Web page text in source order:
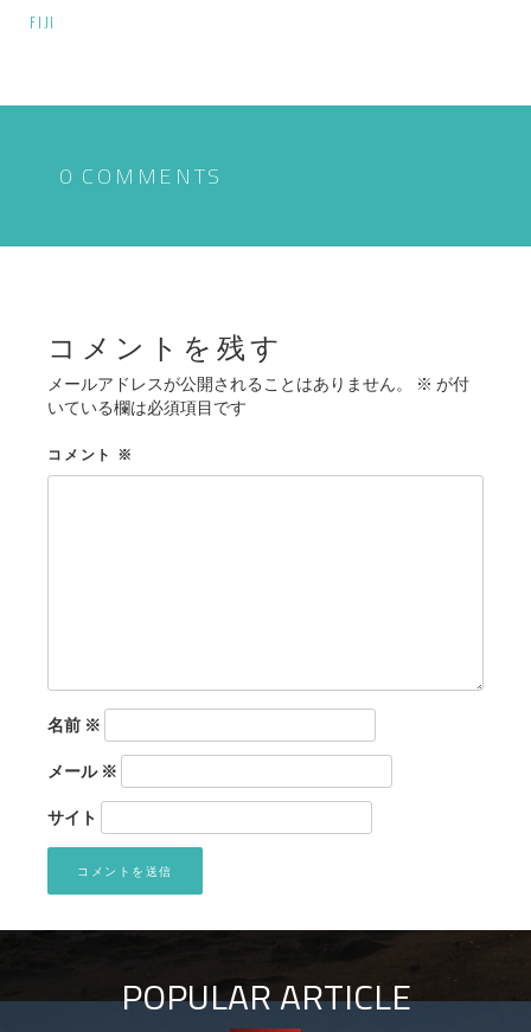
投
ナ
シ
FIJI
0 COMMENTS
コメントを残す
メールアドレスが公開されることはありません。 ※ が付
いている欄は必須項目です
コメント ※
名前 ※
メール※
サイト
POPULAR ARTICLE